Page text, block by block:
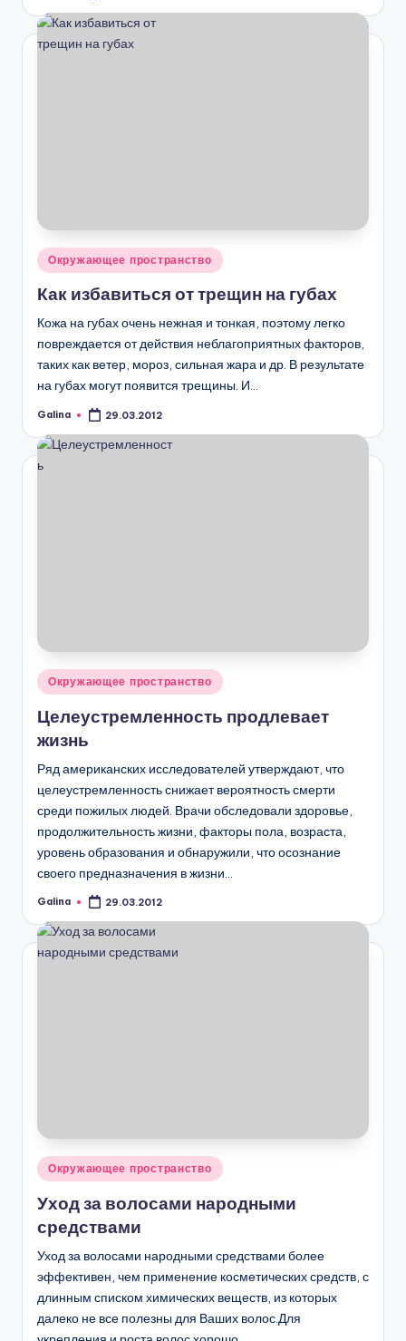
Опубликовано
Окружающее пространство
Как избавиться от трещин на губах
Кожа на губах очень нежная и тонкая, поэтому легко
повреждается от действия неблагоприятных факторов,
таких как ветер, мороз, сильная жара и др. В результате
на губах могут появится трещины. И…
Запись
Galina 29.03.2012
Опубликовано
Окружающее пространство
Целеустремленность продлевает
жизнь
Ряд американских исследователей утверждают, что
целеустремленность снижает вероятность смерти
среди пожилых людей. Врачи обследовали здоровье,
продолжительность жизни, факторы пола, возраста,
уровень образования и обнаружили, что осознание
своего предназначения в жизни…
Запись
Galina 29.03.2012
Опубликовано
Окружающее пространство
Уход за волосами народными
средствами
Уход за волосами народными средствами более
эффективен, чем применение косметических средств, с
длинным списком химических веществ, из которых
далеко не все полезны для Ваших волос.Для